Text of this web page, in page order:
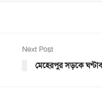
Next Post
মেহেরপুর সড়কে